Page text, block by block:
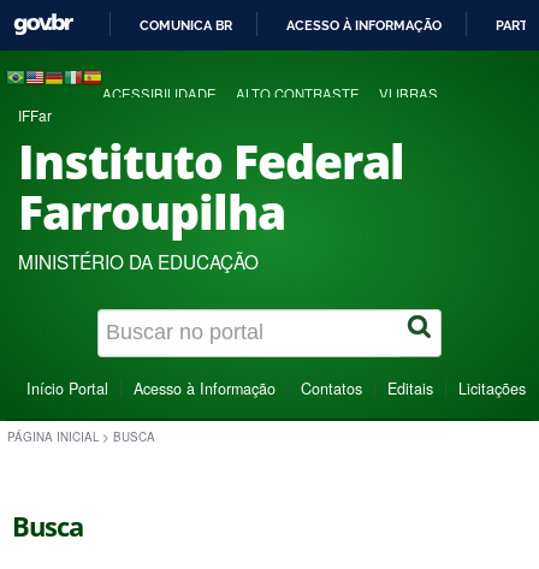
COMUNICA BR ACESSO À INFORMAÇÃO
ACESSIBILIDADE ALTO CONTRASTE VLIBRAS
IFFar
Instituto Federal
Farroupilha
MINISTÉRIO DA EDUCAÇÃO
Início Portal Acesso à Informação Contatos Editais Licitações
PÁGINA INICIAL > BUSCA
Busca